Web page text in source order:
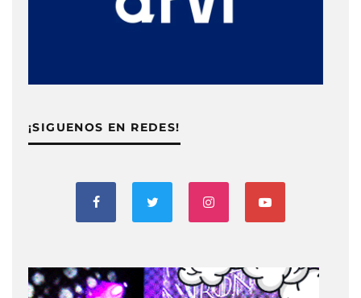
¡SIGUENOS EN REDES!